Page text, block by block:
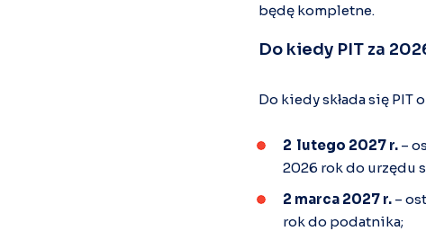
będę kompletne.
Do kiedy PIT za
Do kiedy składa się PIT
2 lutego 2027 r. –
2026 rok do urzędu
2 marca 2027 r. –
rok do podatnika;